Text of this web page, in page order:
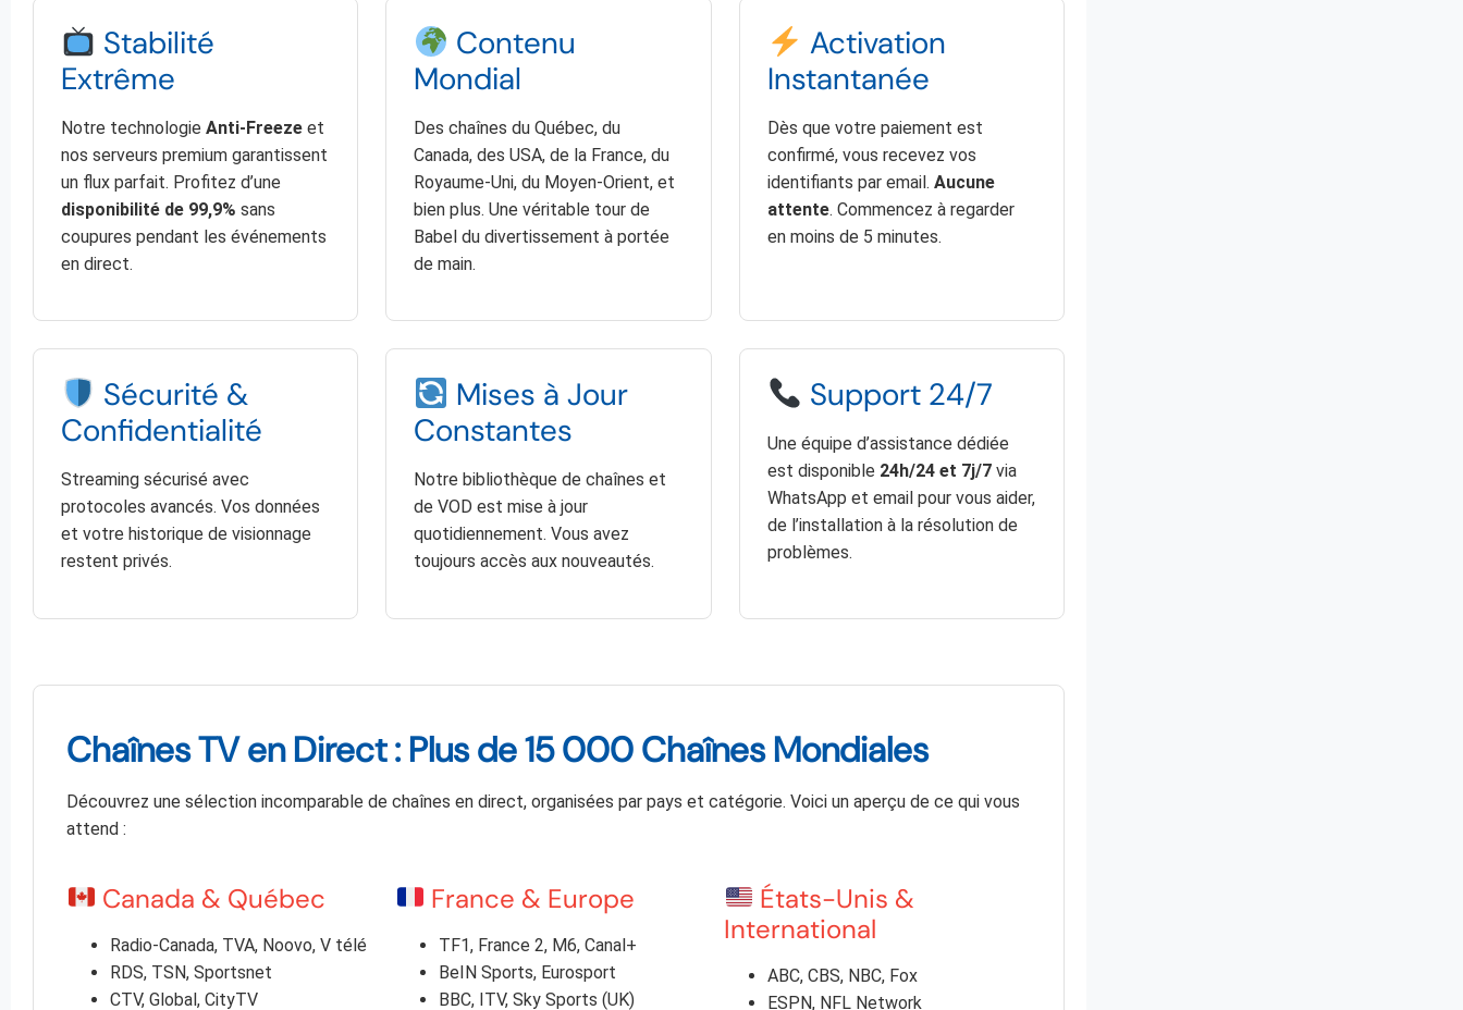
Stabilité
Extrême
Notre technologie Anti-Freeze et
nos serveurs premium garantissent
un flux parfait. Profitez d’une
disponibilité de 99,9% sans
coupures pendant les événements
en direct.
Contenu
Mondial
Des chaînes du Québec, du
Canada, des USA, de la France, du
Royaume-Uni, du Moyen-Orient, et
bien plus. Une véritable tour de
Babel du divertissement à portée
de main.
Activation
Instantanée
Dès que votre paiement est
confirmé, vous recevez vos
identifiants par email. Aucune
attente. Commencez à regarder
en moins de 5 minutes.
Sécurité &
Confidentialité
Streaming sécurisé avec
protocoles avancés. Vos données
et votre historique de visionnage
restent privés.
Mises à Jour
Constantes
Notre bibliothèque de chaînes et
de VOD est mise à jour
quotidiennement. Vous avez
toujours accès aux nouveautés.
Support 24/7
Une équipe d’assistance dédiée
est disponible 24h/24 et 7j/7via
WhatsApp et email pour vous aider,
de l’installation à la résolution de
problèmes.
Chaînes TV en Direct : Plus de 15 000 Chaînes Mondiales
Découvrez une sélection incomparable de chaînes en direct, organisées par pays et catégorie. Voici un aperçu de ce qui vous
attend :
Canada & Québec
Radio-Canada, TVA, Noovo, V télé
RDS, TSN, Sportsnet
CTV, Global, CityTV
France & Europe
TF1, France 2, M6, Canal+
BeIN Sports, Eurosport
BBC, ITV, Sky Sports (UK)
États-Unis &
International
ABC, CBS, NBC, Fox
ESPN, NFL Network